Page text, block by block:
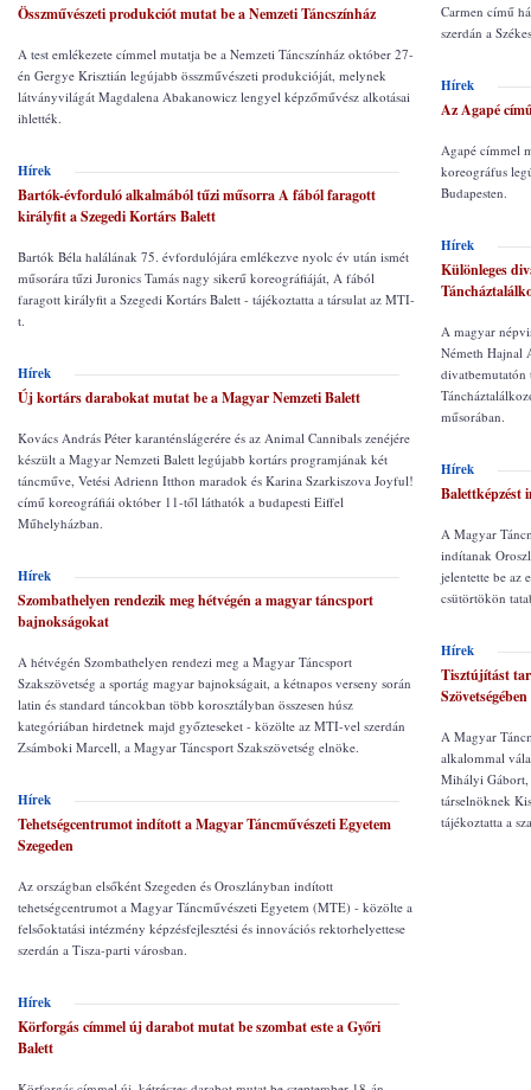
Összművészeti produkciót mutat be a Nemzeti Táncszínház
A test emlékezete címmel mutatja be a Nemzeti Táncszínház október 27-
én Gergye Krisztián legújabb összművészeti produkcióját, melynek
látványvilágát Magdalena Abakanowicz lengyel képzőművész alkotásai
ihlették.
Hírek
Bartók-évforduló alkalmából tűzi műsorra A fából faragott
királyfit a Szegedi Kortárs Balett
Bartók Béla halálának 75. évfordulójára emlékezve nyolc év után ismét
műsorára tűzi Juronics Tamás nagy sikerű koreográfiáját, A fából
faragott királyfit a Szegedi Kortárs Balett - tájékoztatta a társulat az MTI-
t.
Hírek
Új kortárs darabokat mutat be a Magyar Nemzeti Balett
Kovács András Péter karanténslágerére és az Animal Cannibals zenéjére
készült a Magyar Nemzeti Balett legújabb kortárs programjának két
táncműve, Vetési Adrienn Itthon maradok és Karina Szarkiszova Joyful!
című koreográfiái október 11-től láthatók a budapesti Eiffel
Műhelyházban.
Hírek
Szombathelyen rendezik meg hétvégén a magyar táncsport
bajnokságokat
A hétvégén Szombathelyen rendezi meg a Magyar Táncsport
Szakszövetség a sportág magyar bajnokságait, a kétnapos verseny során
latin és standard táncokban több korosztályban összesen húsz
kategóriában hirdetnek majd győzteseket - közölte az MTI-vel szerdán
Zsámboki Marcell, a Magyar Táncsport Szakszövetség elnöke.
Hírek
Tehetségcentrumot indított a Magyar Táncművészeti Egyetem
Szegeden
Az országban elsőként Szegeden és Oroszlányban indított
tehetségcentrumot a Magyar Táncművészeti Egyetem (MTE) - közölte a
felsőoktatási intézmény képzésfejlesztési és innovációs rektorhelyettese
szerdán a Tisza-parti városban.
Hírek
Körforgás címmel új darabot mutat be szombat este a Győri
Balett
Carmen című
szerdán a
Hírek
Az Agapé
Agapé címmel
koreográfus
Budapesten.
Hírek
Különleges
A magyar
Németh Hajnal
divatbemutatón
műsorában.
Hírek
Balettképzést
A Magyar
indítanak
jelentette be az
csütörtökön
Hírek
Tisztújítást
Szövetségében
A Magyar
alkalommal
Mihályi Gábort,
társelnöknek
tájékoztatta a